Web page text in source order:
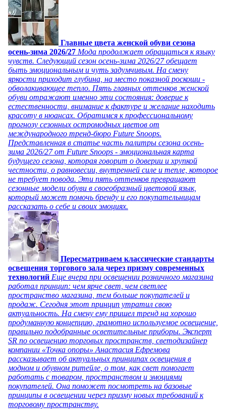
Главные цвета женской обуви сезона
осень-зима 2026/27 Мода продолжает обращаться к языку
чувств. Следующий сезон осень-зима 2026/27 обещает
быть эмоциональным и чуть задумчивым. На смену
яркости приходит глубина, на место показной роскоши -
обволакивающее тепло. Пять главных оттенков женской
обуви отражают именно эти состояния: доверие к
естественности, внимание к фактуре и желание находить
красоту в нюансах. Обратимся к профессиональному
прогнозу сезонных остромодных цветов от
международного тренд-бюро Future Snoops.
Представленная в статье часть палитры сезона осень-
зима 2026/27 от Future Snoops - эмоциональная карта
будущего сезона, которая говорит о доверии и хрупкой
честности, о равновесии, внутренней силе и тепле, которое
не требует повода. Эти пять оттенков превращают
сезонные модели обуви в своеобразный цветовой язык,
который может помочь бренду и его покупательницам
рассказать о себе и своих эмоциях.
Пересматриваем классические стандарты
освещения торгового зала через призму современных
технологий Еще вчера при освещении розничного магазина
работал принцип: чем ярче свет, чем светлее
пространство магазина, тем больше покупателей и
продаж. Сегодня этот принцип утратил свою
актуальность. На смену ему пришел тренд на хорошо
продуманную концепцию, грамотно используемое освещение,
правильно подобранные осветительные приборы. Эксперт
SR по освещению торговых пространств, светодизайнер
компании «Точка опоры» Анастасия Ефремова
рассказывает об актуальных принципах освещения в
модном и обувном ритейле, о том, как свет помогает
работать с товаром, пространством и эмоциями
покупателей. Она поможет посмотреть на базовые
принципы в освещении через призму новых требований к
торговому пространству.